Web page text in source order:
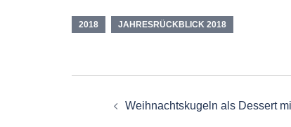
2018 JAHRESRÜCKBLICK 2018
Weihnachtskugeln als Dessert